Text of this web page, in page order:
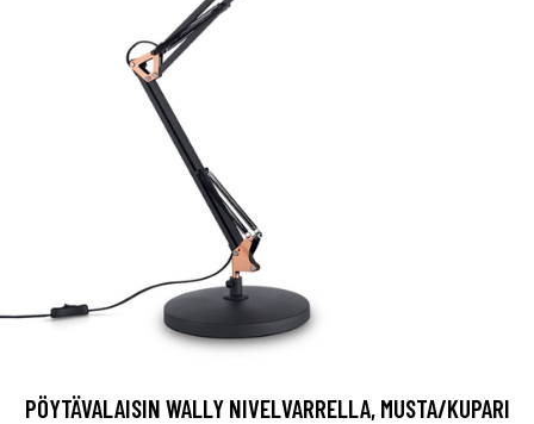
PÖYTÄVALAISIN WALLY NIVELVARRELLA, MUSTA/KUPARI